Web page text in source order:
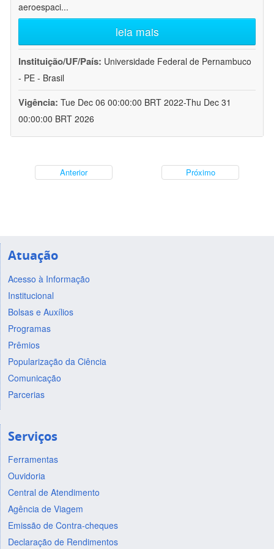
aeroespaci...
leia mais
Instituição/UF/País: Universidade Federal de Pernambuco
- PE - Brasil
Vigência: Tue Dec 06 00:00:00 BRT 2022-Thu Dec 31
00:00:00 BRT 2026
Anterior Próximo
Atuação
Acesso à Informação
Institucional
Bolsas e Auxílios
Programas
Prêmios
Popularização da Ciência
Comunicação
Parcerias
Serviços
Ferramentas
Ouvidoria
Central de Atendimento
Agência de Viagem
Emissão de Contra-cheques
Declaração de Rendimentos